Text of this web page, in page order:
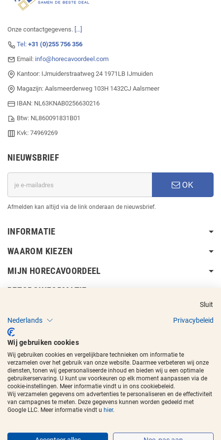
Onze contactgegevens. [...]
Tel: +31 (0)255 756 356
Email: info@horecavoordeel.com
Kantoor: IJmuiderstraatweg 24 1971LB IJmuiden
Magazijn: Aalsmeerderweg 103H 1432CJ Aalsmeer
IBAN: NL63KNAB0256630216
Btw: NL860091831B01
Kvk: 74969269
NIEUWSBRIEF
OK
Afmelden kan altijd via de link onderaan de nieuwsbrief.
INFORMATIE
WAAROM KIEZEN
MIJN HORECAVOORDEEL
BEZORGINFORMATIE
Copyright © 2017 - 2026 Horecavoordeelen de beeldmerken zijn
geregistreerde handelsmerken.
Sluit
Nederlands
Privacybeleid
Wij gebruiken cookies
Wij gebruiken cookies en vergelijkbare technieken om informatie te
verzamelen over het gebruik van onze website. Daarmee verbeteren wij onze
diensten, tonen wij gepersonaliseerde inhoud en bieden wij u een optimale
gebruikerservaring. U kunt uw voorkeuren op elk moment aanpassen via de
cookie-instellingen. Meer informatie vindt u in ons cookiebeleid.
Wij verzamelen gegevens om advertenties te personaliseren en de effectiviteit
van campagnes te meten. Deze gegevens kunnen worden gedeeld met
Google LLC. Meer informatie vindt u hier.